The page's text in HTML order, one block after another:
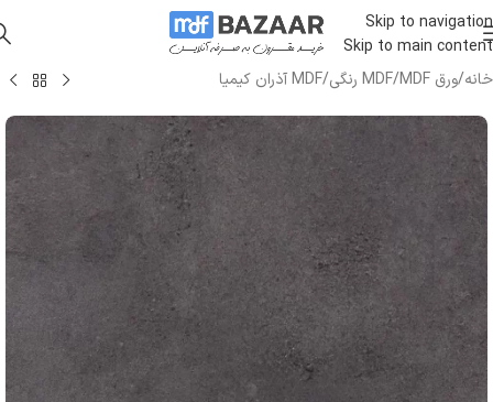
Skip to navigation
Skip to main content
خانه/ورق MDF /MDF رنگی /MDF آذران کیمیا